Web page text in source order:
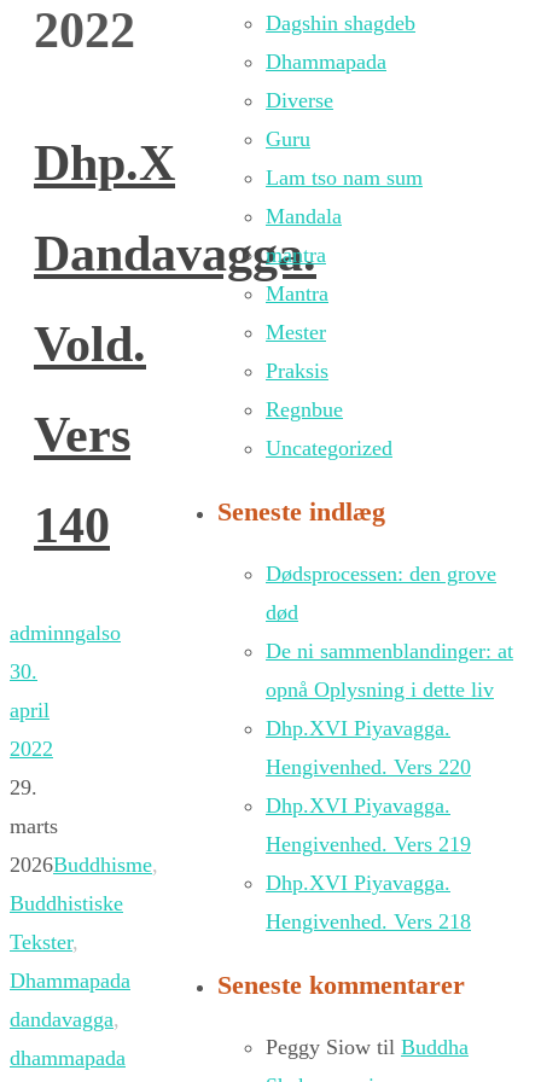
2022
Dhp.X
Dandavagga.
Vold.
Vers
140
adminngalso
30.
april
2022
29.
marts
2026Buddhisme,
Buddhistiske
Tekster,
Dhammapada
dandavagga,
dhammapada
Dagshin shagdeb
Dhammapada
Diverse
Guru
Lam tso nam sum
Mandala
mantra
Mantra
Mester
Praksis
Regnbue
Uncategorized
Seneste indlæg
Dødsprocessen: den grove
død
De ni sammenblandinger: at
opnå Oplysning i dette liv
Dhp.XVI Piyavagga.
Hengivenhed. Vers 220
Dhp.XVI Piyavagga.
Hengivenhed. Vers 219
Dhp.XVI Piyavagga.
Hengivenhed. Vers 218
Seneste kommentarer
Peggy Siow til Buddha